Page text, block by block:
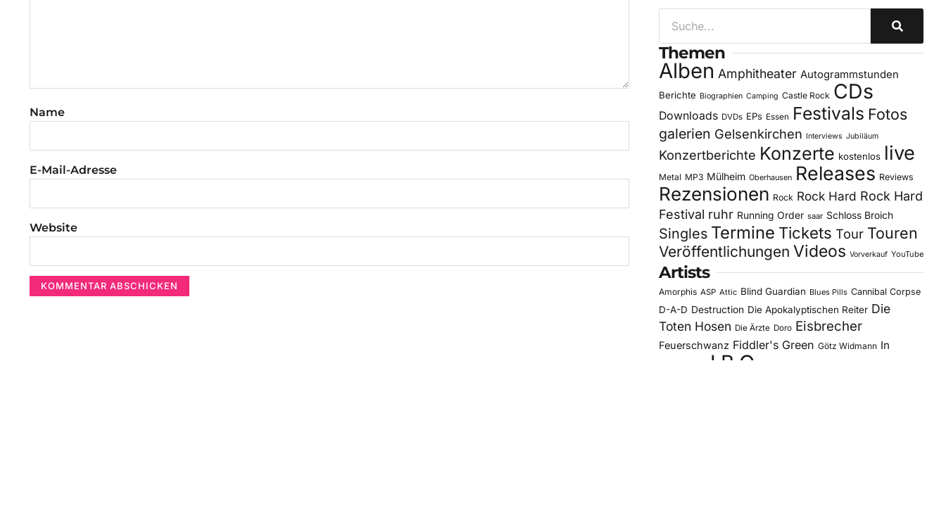
Name
E-Mail-Adresse
Website
Themen
Alben Amphitheater Autogrammstunden
Berichte Biographien Camping Castle Rock CDs
Downloads DVDs EPs Essen Festivals Fotos
galerien Gelsenkirchen Interviews Jubiläum
Konzertberichte Konzerte kostenlos live
Metal MP3 Mülheim Oberhausen Releases Reviews
Rezensionen Rock Rock Hard Rock Hard
Festival ruhr Running Order saar Schloss Broich
Singles Termine Tickets Tour Touren
Veröffentlichungen Videos Vorverkauf YouTube
Artists
Amorphis ASP Attic Blind Guardian Blues Pills Cannibal Corpse
D-A-D Destruction Die Apokalyptischen Reiter Die
Toten Hosen Die Ärzte Doro Eisbrecher
Feuerschwanz Fiddler's Green Götz Widmann In
J.B.O.